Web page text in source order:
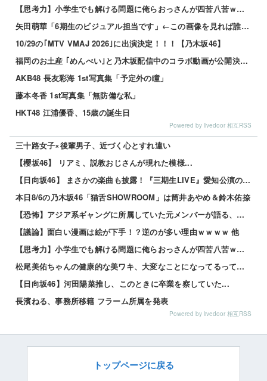
【思考力】小学生でも解ける問題に俺らおっさんが四苦八苦ｗｗｗｗその答えは？ｗ 他
矢田萌華「6期生のビジュアル担当です」←この画像を見れば誰もが納得【画像あり】
10/29の｢MTV VMAJ 2026｣に出演決定！！！【乃木坂46】
福岡のお土産 ｢めんべい｣と乃木坂配信中のコラボ動画が公開決定！！！【乃木坂46】
AKB48 長友彩海 1st写真集「予定外の瞳」
藤本冬香 1st写真集「無防備な私」
HKT48 江浦優香、15歳の誕生日
Powered by livedoor 相互RSS
三十路女子×後輩男子、近づく心とすれ違い
【櫻坂46】 リアミ、説教おじさんが現れた模様...
【日向坂46】 まさかの楽曲も披露！『三期生LIVE』愛知公演のレポがこちら
本日8/6の乃木坂46「猫舌SHOWROOM」は筒井あやめ＆鈴木佑捺
【恐怖】アジア系ギャングに所属していた元メンバーが語る、あの時のリアルすぎる体験談… 他
【議論】面白い漫画は絵が下手！？逆のが多い理由ｗｗｗｗ 他
【思考力】小学生でも解ける問題に俺らおっさんが四苦八苦ｗｗｗｗその答えは？ｗ 他
松尾美佑ちゃんの健康的な美ワキ、大変なことになってるって…
【日向坂46】河田陽菜推し、このときに卒業を察していた...
長濱ねる、事務所移籍 フラーム所属を発表
Powered by livedoor 相互RSS
トップページに戻る